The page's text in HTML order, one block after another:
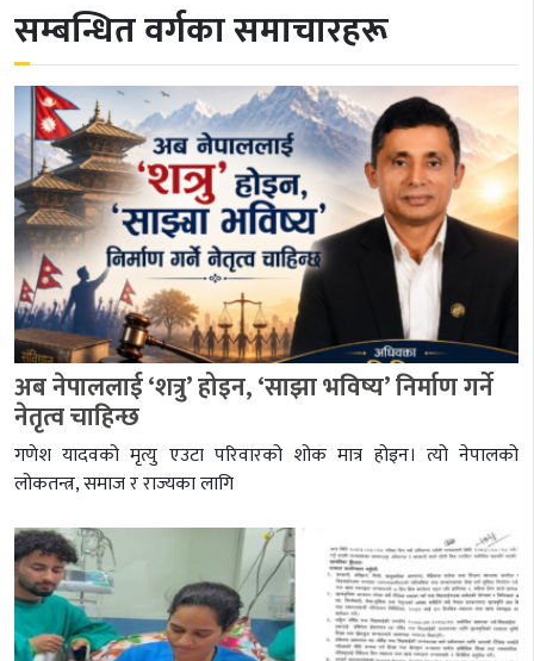
सम्बन्धित वर्गका समाचारहरू
अब नेपाललाई ‘शत्रु’ होइन, ‘साझा भविष्य’ निर्माण गर्ने
नेतृत्व चाहिन्छ
गणेश यादवको मृत्यु एउटा परिवारको शोक मात्र होइन। त्यो नेपालको
लोकतन्त्र, समाज र राज्यका लागि